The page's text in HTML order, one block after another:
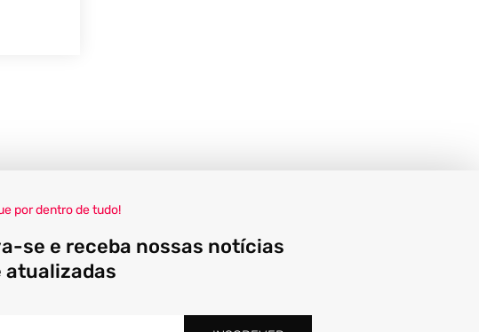
por dentro de tudo!
se e receba nossas notícias
atualizadas